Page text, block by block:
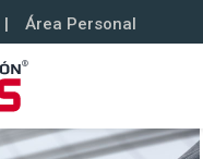
| Área Personal